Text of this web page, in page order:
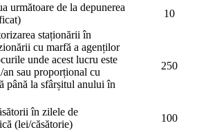
următoare de la depunerea
10
staționării în
cu marfă a agenților
unde acest lucru este
sau proporțional cu
până la sfârșitul anului în
250
în zilele de
(lei/căsătorie)
100